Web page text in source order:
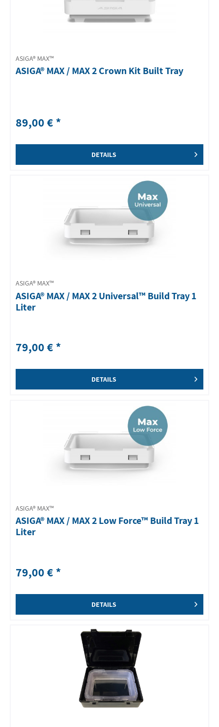
ASIGA® MAX™
ASIGA® MAX / MAX 2 Crown Kit Built Tray
89,00 € *
DETAILS
ASIGA® MAX™
ASIGA® MAX / MAX 2 Universal™ Build Tray 1
Liter
79,00 € *
DETAILS
ASIGA® MAX™
ASIGA® MAX / MAX 2 Low Force™ Build Tray 1
Liter
79,00 € *
DETAILS